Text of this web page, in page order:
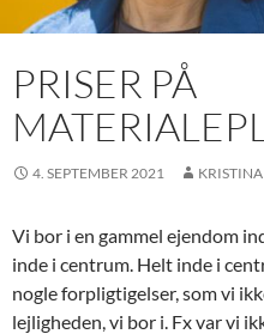
PRISER PÅ
4. SEPTEMBER 2021 KRISTINA
Vi bor i en gammel ejendom
inde i centrum. Helt inde i
nogle forpligtigelser, som vi
lejligheden, vi bor i. Fx var vi